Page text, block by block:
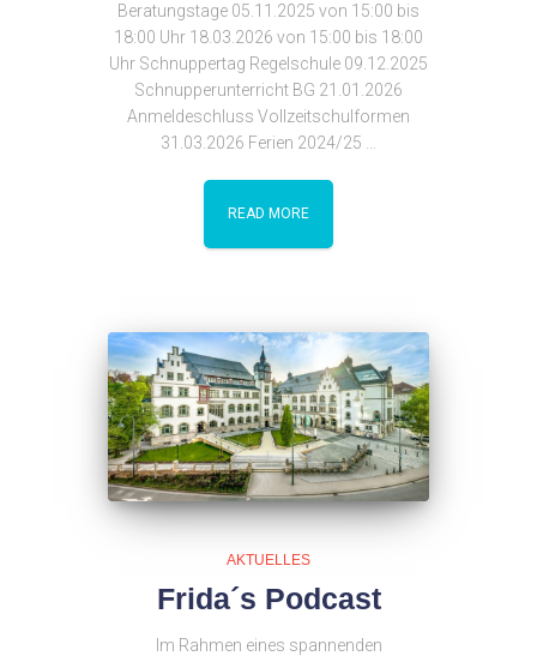
Beratungstage 05.11.2025 von 15:00 bis
18:00 Uhr 18.03.2026 von 15:00 bis 18:00
Uhr Schnuppertag Regelschule 09.12.2025
Schnupperunterricht BG 21.01.2026
Anmeldeschluss Vollzeitschulformen
31.03.2026 Ferien 2024/25 …
READ MORE
AKTUELLES
Frida´s Podcast
Im Rahmen eines spannenden